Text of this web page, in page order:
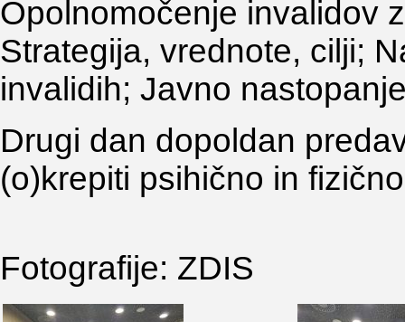
Opolnomočenje invalidov
Strategija, vrednote, cilji;
invalidih; Javno
Drugi dan dopoldan
(o)krepiti psihično in
Fotografije: ZDIS